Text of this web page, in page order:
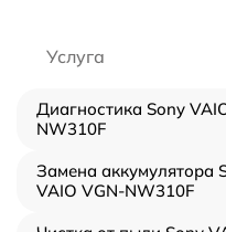
Услуга
Диагностика Sony
NW310F
Замена аккумулятора
VAIO VGN-NW310F